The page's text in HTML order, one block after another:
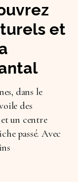
et
dans le
des
et un centre
passé. Avec